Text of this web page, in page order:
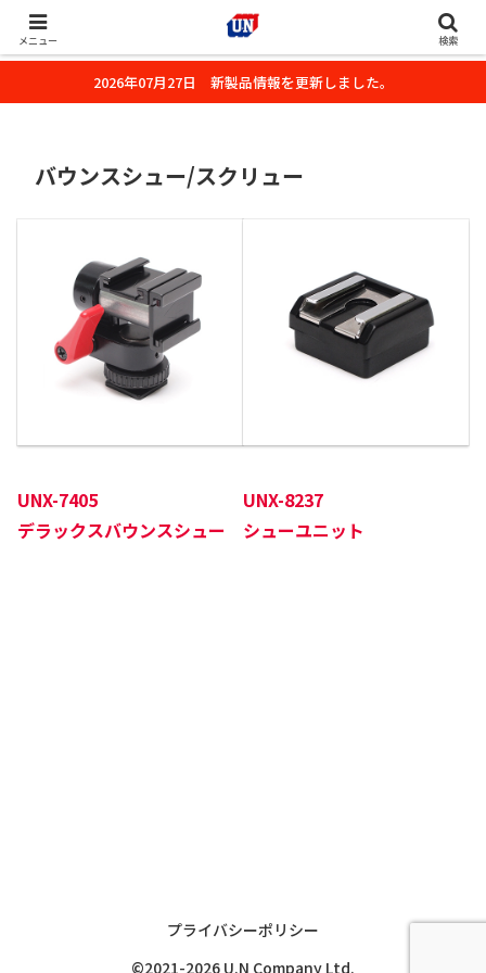
株式会社ユーエヌのオフィシャルホームページです。デジタルカメラ・カメ
ラ・水中撮影用の撮影アクセサリーのご紹介をいたします。
2026年07月27日 新製品情報を更新しました。
バウンスシュー/スクリュー
UNX-7405
デラックスバウンスシュー
UNX-8237
シューユニット
プライバシーポリシー
©2021-2026 U.N Company Ltd.
メニュー 検索